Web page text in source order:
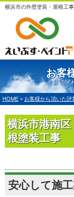
横浜市の外壁塗装・屋根工
お客
今まで関
HOME > お客様から頂いた評
横浜市港南
根塗装工事
安心して施